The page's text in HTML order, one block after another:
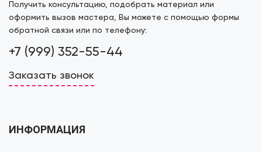
Получить консультацию, подобрать материал или
оформить вызов мастера, Вы можете с помощью формы
обратной связи или по телефону:
+7 (999) 352-55-44
Заказать звонок
ИНФОРМАЦИЯ